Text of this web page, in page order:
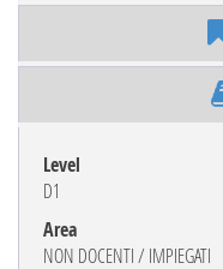
Level
D1
Area
NON DOCENTI / IMPIEGATI